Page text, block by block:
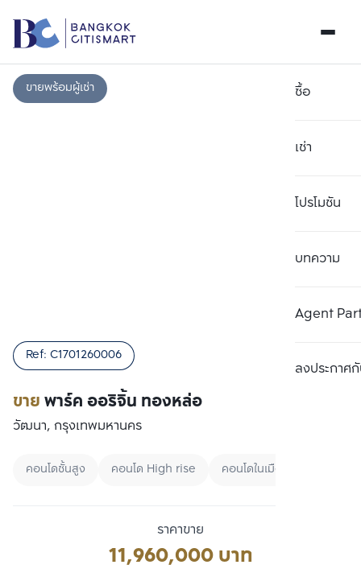
ซื้อ
เช่า
โปรโมชัน
บทความ
Agent
ลงประกาศกั
ขายพร้อมผู้เช่า
ขายพาร์ค ออริจิ้น ทองหล่อ
Ref: C1701260006
วัฒนา, กรุงเทพมหานคร
คอนโดชั้นสูง คอนโด High rise คอนโดในเมือง
ราคาขาย
11,960,000 บาท
เปรียบเทียบ